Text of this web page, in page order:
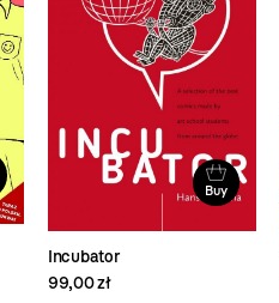
Buy
Incubator
99,00 zł